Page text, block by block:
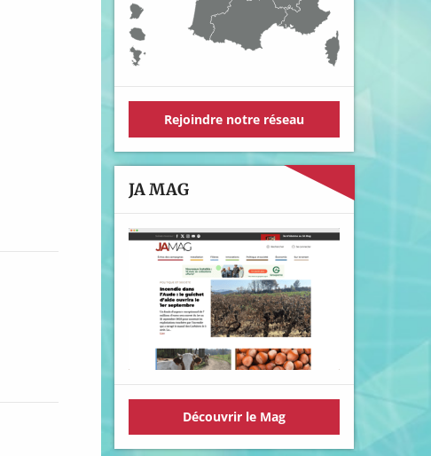
Rejoindre notre réseau
JA MAG
Découvrir le Mag